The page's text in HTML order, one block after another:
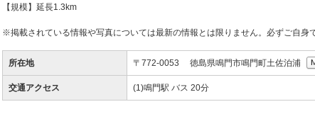
【規模】延長1.3km
※掲載されている情報や写真については最新の情報とは限りません。必ずご自身
所在地 〒772-0053 徳島県鳴門市鳴門町土佐泊浦
交通アクセス (1)鳴門駅 バス 20分